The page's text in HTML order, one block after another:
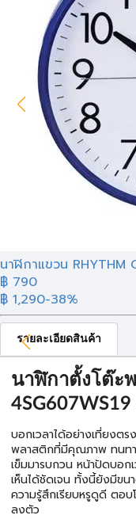
นาฬิกาแขวน RHYTHM
฿ 790
฿ 1,290-38%
รายละเอียดสินค้า
นาฬิกาตั้งโต๊ะ
บอกเวลาได้อย่างเที่ยงต
พลาสติกที่มีคุณภาพ ทนทา
เข็มมารบกวน หน้าปัดบอก
เห็นได้ชัดเจน ทั้งนี้ยังมีข
ความรู้สึกเรียบหรูดูดี ตอบ
ลงตัว